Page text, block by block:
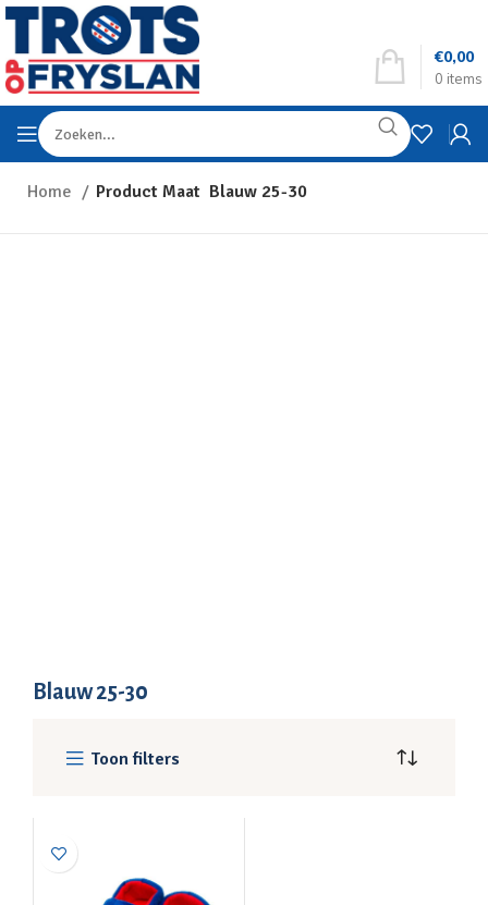
0 items
€0,00
Home Product Maat Blauw 25-30
Blauw 25-30
Toon filters